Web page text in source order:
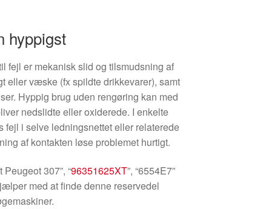
hyppigst
fejl er mekanisk slid og tilsmudsning af
eller væske (fx spildte drikkevarer), samt
Hyppig brug uden rengøring kan med
nedslidte eller oxiderede. I enkelte
i selve ledningsnettet eller relaterede
af kontakten løse problemet hurtigt.
307”, “96351625XT”, “6554E7”
med at finde denne reservedel